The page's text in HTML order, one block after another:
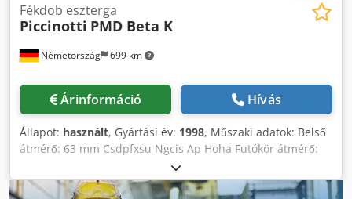
Németország 699 km
Fékdob eszterga
Piccinotti PMD Beta K
Árinformáció Hívás
Állapot: használt, Gyártási év: 1998, Műszaki adatok: Belső
átmérő: 63 mm Csdpfxsu Ngcis Ap Hoha Futókör átmérő:
320 - 800 mm Köszörülési mélység: 380 mm Teljes
teljesítményigény: kb. 1,1 kW Előtolás: 0,05 - 0,40 mm/ford